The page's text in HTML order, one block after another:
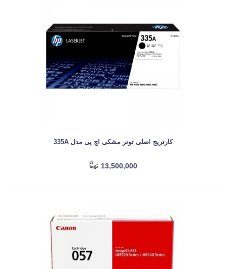
کارتریج اصلی تونر مشکی اچ پی مدل 335A
13,500,000